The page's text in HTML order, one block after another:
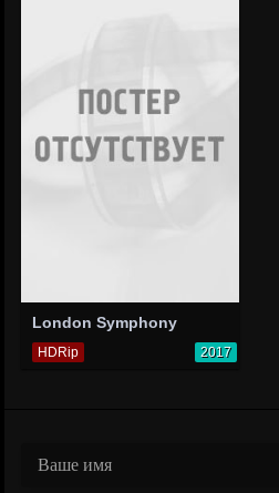
London Symphony
HDRip 2017